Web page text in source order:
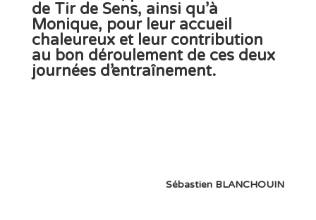
de Tir de Sens, ainsi qu’à
Monique, pour leur accueil
chaleureux et leur contribution
au bon déroulement de ces deux
journées d’entraînement.
Sébastien BLANCHOUIN